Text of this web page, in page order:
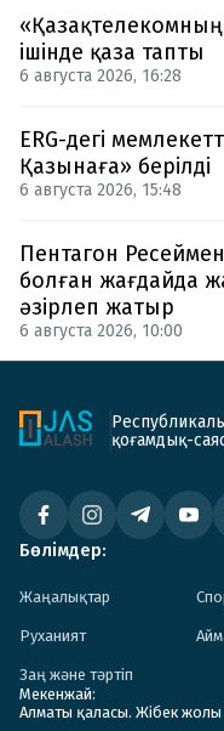
ішінде қаза тапты
6 августа 2026, 16:28
ERG-дегі
Қазынаға» берілді
6 августа 2026, 15:48
Пентагон
болған жағдайда
әзірлеп жатыр
6 августа 2026, 10:00
қоғамдық-
Бөлімдер:
Жаңалықтар
Руханият
Заң және тәртіп
Мекенжай:
Алматы қаласы. Жібек жолы